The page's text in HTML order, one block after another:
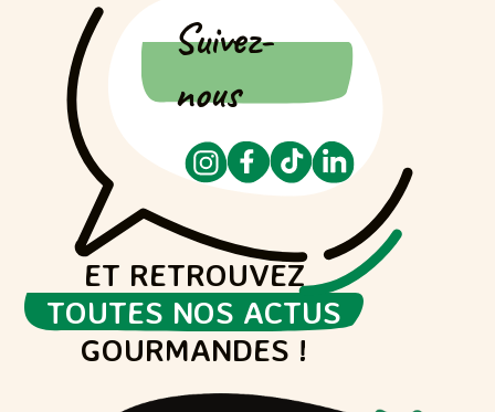
ET RETROUVEZ
TOUTES NOS ACTUS
GOURMANDES !
Suivez-
nous